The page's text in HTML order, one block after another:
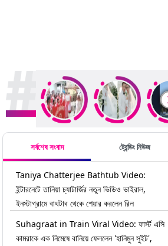
সর্বশেষ সংবাদ ট্রেন্ডিং নিউজ
Taniya Chatterjee Bathtub Video:
ইন্টারনেটে তানিয়া চ্যাটার্জির নতুন ভিডিও ভাইরাল,
ইনস্টাগ্রামে বাথটাব থেকে শেয়ার করলেন রিল
Suhagraat in Train Viral Video: ফার্স্ট এসি
কামরাকে এক নিমেষে বানিয়ে ফেললেন 'হানিমুন সুইট',